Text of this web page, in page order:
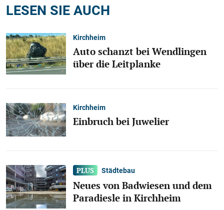
LESEN SIE AUCH
Kirchheim
Auto schanzt bei Wendlingen
über die Leitplanke
Kirchheim
Einbruch bei Juwelier
Städtebau
Neues von Badwiesen und dem
Paradiesle in Kirchheim